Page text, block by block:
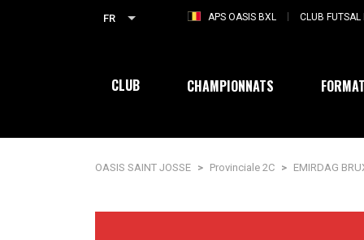
FR APS OASIS BXL CLUB
CLUB CHAMPIONNATS
OASIS SAINT JOSSE > Provinciale 2C > EMIRDAG